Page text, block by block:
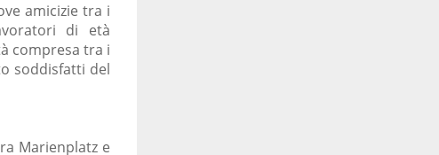
amicizie tra i
di età
compresa tra i
soddisfatti del
Marienplatz e